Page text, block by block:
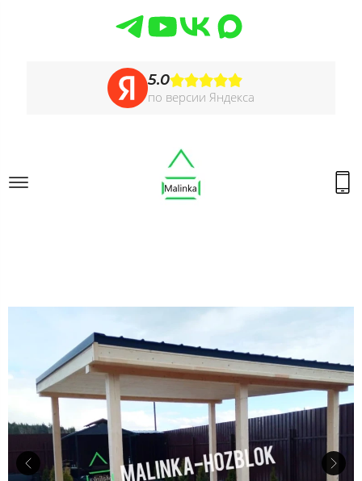
5.0
по версии Яндекса